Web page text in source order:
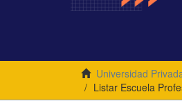
Universidad
Listar Escuela